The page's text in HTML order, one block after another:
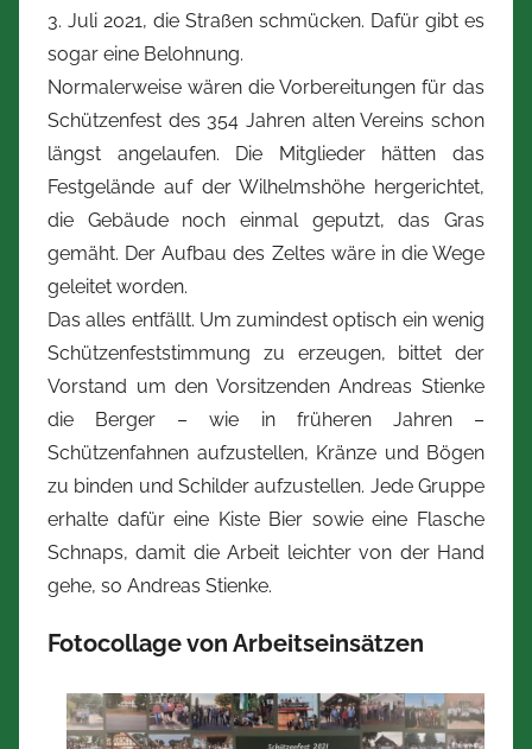
3. Juli 2021, die Straßen schmücken. Dafür gibt es
sogar eine Belohnung.
Normalerweise wären die Vorbereitungen für das
Schützenfest des 354 Jahren alten Vereins schon
längst angelaufen. Die Mitglieder hätten das
Festgelände auf der Wilhelmshöhe hergerichtet,
die Gebäude noch einmal geputzt, das Gras
gemäht. Der Aufbau des Zeltes wäre in die Wege
geleitet worden.
Das alles entfällt. Um zumindest optisch ein wenig
Schützenfeststimmung zu erzeugen, bittet der
Vorstand um den Vorsitzenden Andreas Stienke
die Berger – wie in früheren Jahren –
Schützenfahnen aufzustellen, Kränze und Bögen
zu binden und Schilder aufzustellen. Jede Gruppe
erhalte dafür eine Kiste Bier sowie eine Flasche
Schnaps, damit die Arbeit leichter von der Hand
gehe, so Andreas Stienke.
Fotocollage von Arbeitseinsätzen